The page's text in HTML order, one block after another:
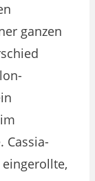
ganzen
Cassia-